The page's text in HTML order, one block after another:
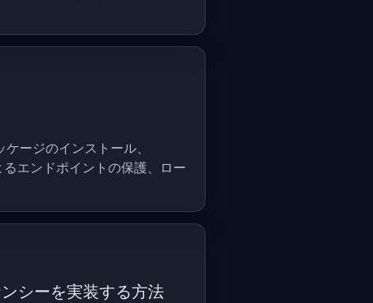
ージのインストール、
エンドポイントの保護、ロー
シーを実装する方法